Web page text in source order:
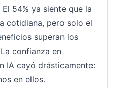
54% ya siente que la
cotidiana, pero solo el
superan los
confianza en
IA cayó drásticamente:
en ellos.